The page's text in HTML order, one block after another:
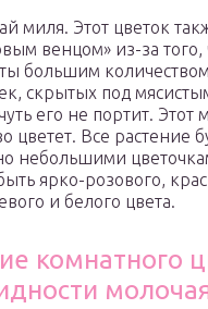
миля. Этот цветок
венцом» из-за того,
большим
скрытых под
его не портит. Этот
цветет. Все растение
небольшими
ярко-розового,
и белого цвета.
комнатного